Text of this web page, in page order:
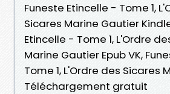
Funeste Etincelle - Tome 1,
Sicares Marine Gautier
Etincelle - Tome 1, L'Ordre
Marine Gautier Epub VK,
Tome 1, L'Ordre des Sicares
Téléchargement gratuit